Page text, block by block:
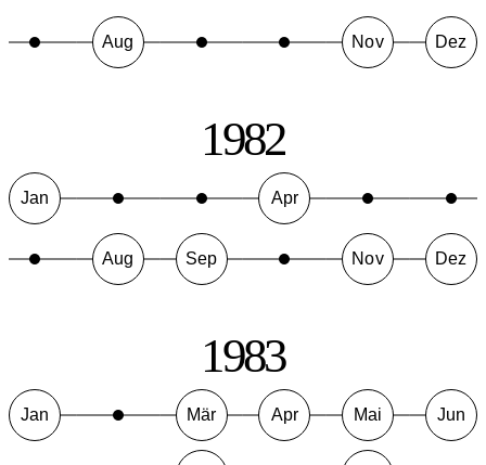
Aug Nov Dez
1982
Jan Apr
Aug Sep Nov Dez
1983
Jan Mär Apr Mai Jun